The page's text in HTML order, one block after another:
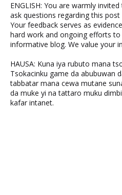
ENGLISH: You are warmly
ask questions regarding this
Your feedback serves as
hard work and ongoing efforts
informative blog. We value your
HAUSA: Kuna iya rubuto mana
Tsokacinku game da abubuwan
tabbatar mana cewa mutane
da muke yi na tattaro muku
kafar intanet.